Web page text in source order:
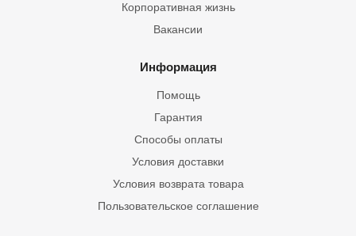
Корпоративная жизнь
Вакансии
Информация
Помощь
Гарантия
Способы оплаты
Условия доставки
Условия возврата товара
Пользовательское соглашение